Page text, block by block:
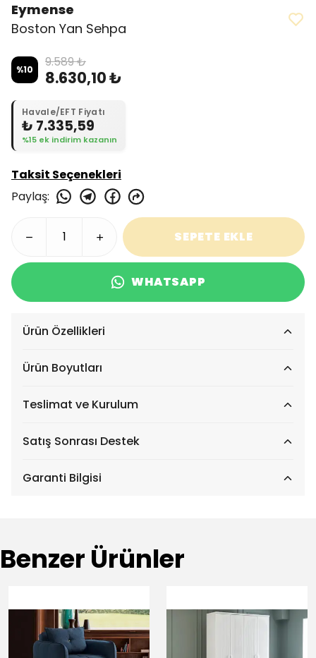
Eymense
Boston Yan Sehpa
%10 9.589 ₺
8.630,10 ₺
Havale/EFT Fiyatı
₺ 7.335,59
%15 ek indirim kazanın
Taksit Seçenekleri
Paylaş:
SEPETE EKLE
WHATSAPP
Ürün Özellikleri
Ürün Boyutları
Teslimat ve Kurulum
Satış Sonrası Destek
Garanti Bilgisi
Benzer Ürünler